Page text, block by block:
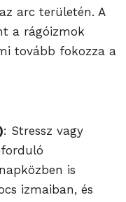
arc területén. A
a rágóizmok
tovább fokozza a
: Stressz vagy
is
izmaiban, és